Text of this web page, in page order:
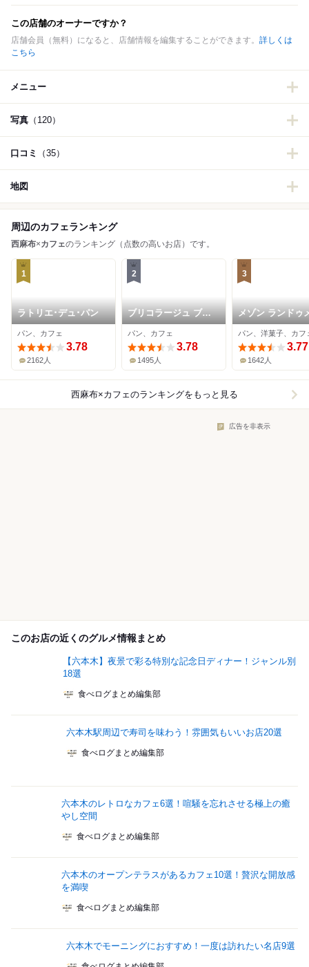
この店舗のオーナーですか？
店舗会員（無料）になると、店舗情報を編集することができます。 詳しくは
こちら
メニュー
写真 （120）
口コミ （35）
地図
周辺のカフェランキング
西麻布×カフェのランキング（点数の高いお店）です。
1
ラトリエ･デュ･パン
パン、カフェ
3.78
2162人
2
ブリコラージュ ブレ
ッド アンド カンパニ
ー ベーカリー
パン、カフェ
3.78
1495人
3
メゾン ランドゥ
ヌ 麻布台
パン、洋菓子、カフ
3.77
1642人
西麻布×カフェのランキングをもっと見る
広告を非表示
このお店の近くのグルメ情報まとめ
【六本木】夜景で彩る特別な記念日ディナー！ジャンル別
18選
食べログまとめ編集部
六本木駅周辺で寿司を味わう！雰囲気もいいお店20選
食べログまとめ編集部
六本木のレトロなカフェ6選！喧騒を忘れさせる極上の癒
やし空間
食べログまとめ編集部
六本木のオープンテラスがあるカフェ10選！贅沢な開放感
を満喫
食べログまとめ編集部
六本木でモーニングにおすすめ！一度は訪れたい名店9選